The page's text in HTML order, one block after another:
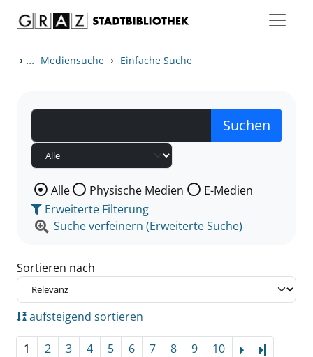
› ... Mediensuche › Einfache Suche
Wählen Sie die Medienart nach der Sie suchen wollen.
Alle Physische Medien
E-Medien
Erweiterte Filterung
Suche verfeinern (Erweiterte Suche)
Sortieren nach
aufsteigend sortieren
1 2 3 4 5 6 7 8 9 10